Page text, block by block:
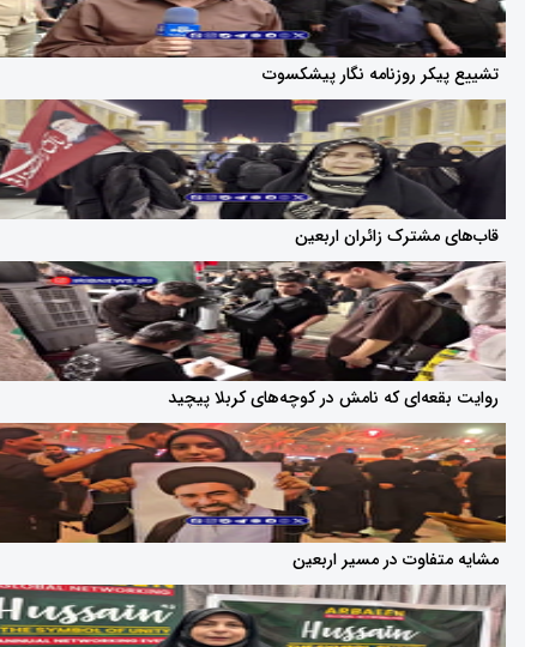
روزنامه نگار پیشکسوت
زائران اربعین
که نامش در کوچه‌های کربلا پیچید
در مسیر اربعین